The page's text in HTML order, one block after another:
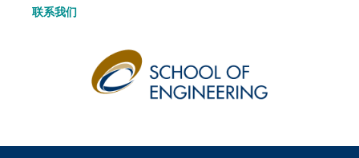
联系我们